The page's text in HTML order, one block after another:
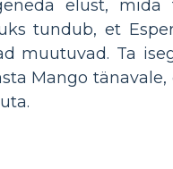
elust,
tundub, et
muutuvad. Ta
Mango